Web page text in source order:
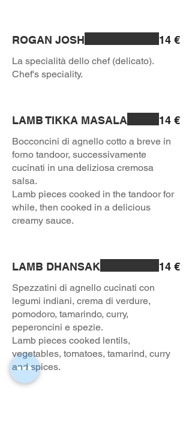
ROGAN JOSH
La specialità dello chef (delicato).
Chef's speciality.
14 €
LAMB TIKKA MASALA
Bocconcini di agnello cotto a breve in
forno tandoor, successivamente
cucinati in una deliziosa cremosa
salsa.
Lamb pieces cooked in the tandoor for
while, then cooked in a delicious
creamy sauce.
14 €
LAMB DHANSAK
Spezzatini di agnello cucinati con
legumi indiani, crema di verdure,
pomodoro, tamarindo, curry,
peperoncini e spezie.
Lamb pieces cooked lentils,
vegetables, tomatoes, tamarind, curry
and spices.
14 €